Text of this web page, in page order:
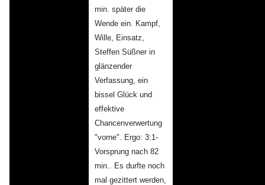
min. später die
Wende ein. Kampf,
Wille, Einsatz,
Steffen Süßner in
glänzender
Verfassung, ein
bissel Glück und
effektive
Chancenverwertung
"vorne". Ergo: 3:1-
Vorsprung nach 82
min.. Es durfte noch
mal gezittert werden,